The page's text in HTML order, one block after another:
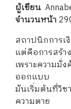
ผู้เขียน
จำนวนหน้า
สถาปนิกการเ
แต่คือการสร้
เพราะความ
ออกแบบ
มันเริ่มต้นที่วิช
ความตาย